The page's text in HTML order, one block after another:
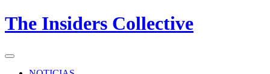
Skip
to
The Insiders Collective
Primary